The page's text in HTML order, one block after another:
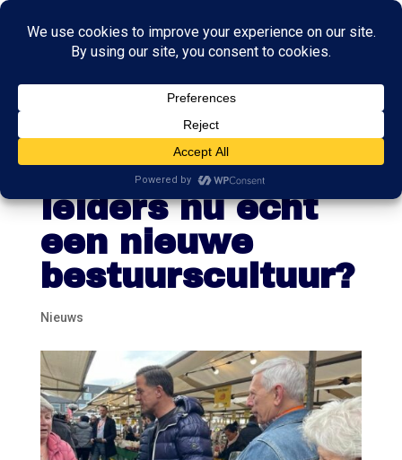
Betekenen
nieuwe politiek
leiders nu echt
een nieuwe
bestuurscultuur?
Nieuws